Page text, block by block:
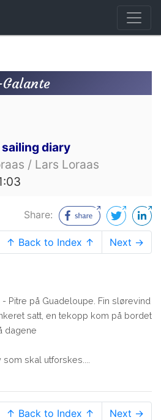
diary
/ Lars Loraas
Share:
↑ Back to Index ↑ Next →
Pitre på Guadeloupe. Fin slørevind
satt, en tekopp kom på bordet
dagene
skal utforskes....
↑ Back to Index ↑ Next →